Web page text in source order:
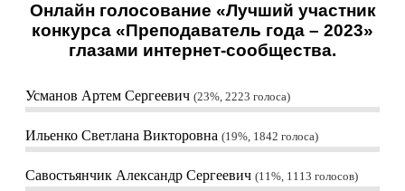
Онлайн голосование «Лучший участник
конкурса «Преподаватель года – 2023»
глазами интернет-сообщества.
Усманов Артем Сергеевич 23%, 2223 голоса
Ильенко Светлана Викторовна 19%, 1842 голоса
Савостьянчик Александр Сергеевич 11%, 1113 голосов